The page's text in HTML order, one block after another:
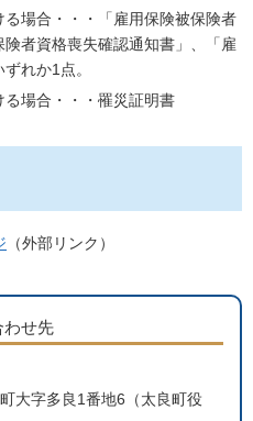
場合・・・「雇用保険被保険者
者資格喪失確認通知書」、「雇
れか1点。
る場合・・・罹災証明書
（外部リンク）
わせ先
大字多良1番地6（太良町役